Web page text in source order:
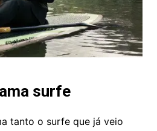
surfe
tanto o surfe que já veio